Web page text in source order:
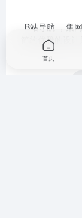
B站导航 ，集
简约优雅的设
首页